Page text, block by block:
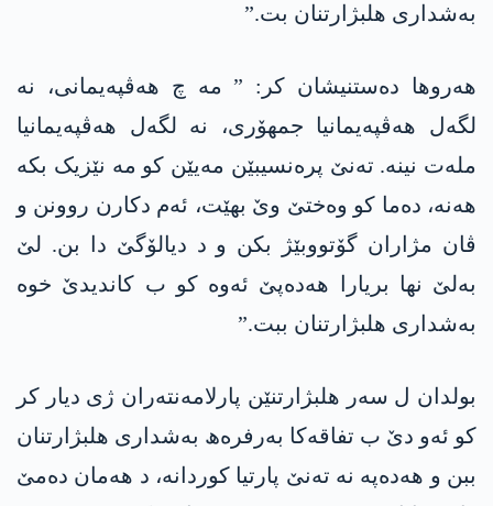
بەشداری ھلبژارتنان بت.”
ھەروھا دەستنیشان کر: ” مە چ ھەڤپەیمانی، نە
لگەل هەڤپەیمانیا جمهۆری، نە لگەل هەڤپەیمانیا
ملەت نینە. تەنێ پرەنسیبێن مەیێن کو مە نێزیک بکە
ھەنە، دەما کو وەختێ وێ بهێت، ئەم دکارن روونن و
ڤان مژاران گۆتووبێژ بکن و د دیالۆگێ دا بن. لێ
بەلێ نھا بریارا ھەدەپێ ئەوە کو ب کاندیدێ خوە
بەشداری ھلبژارتنان ببت.”
بولدان ل سەر ھلبژارتنێن پارلامەنتەران ژی دیار کر
کو ئەو دێ ب تفاقەکا بەرفرەھ بەشداری ھلبژارتنان
ببن و ھەدەپە نە تەنێ پارتیا کوردانە، د ھەمان دەمێ